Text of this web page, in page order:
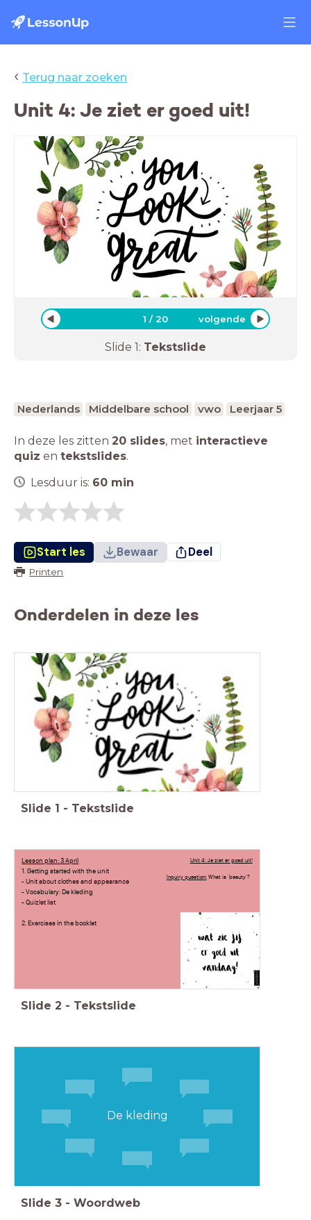
‹ Terug naar zoeken
Unit 4: Je ziet er goed uit!
1 /20 volgende
Slide 1: Tekstslide
Nederlands Middelbare school vwo Leerjaar 5
In deze les zitten 20 slides, met interactieve
quiz en tekstslides.
Lesduur is: 60 min
Start les Bewaar Deel
Printen
Onderdelen in deze les
Slide 1 - Tekstslide
Lesson plan: 3 April
1. Getting started with the unit
- Unit about clothes and appearance
- Vocabulary: De kleding
- Quizlet list
2. Exercises in the booklet
Unit 4: Je ziet er goed uit!
Inquiry question:What is 'beauty'?
Slide 2 - Tekstslide
De kleding
Slide 3 - Woordweb